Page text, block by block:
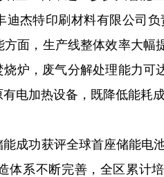
迪杰特印刷材料有限公司
面，生产线整体效率大幅
炉，废气分解处理能力可
电加热设备，既降低能耗
成功获评全球首座储能电
体系不断完善，全区累计